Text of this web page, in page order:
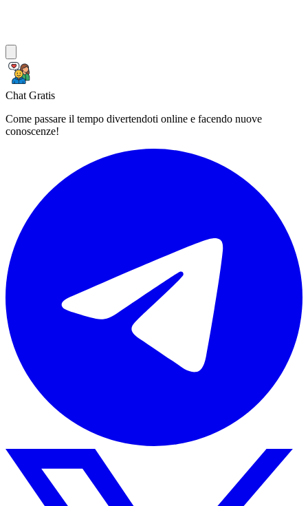
Chat Gratis
Come passare il tempo divertendoti online e facendo nuove
conoscenze!